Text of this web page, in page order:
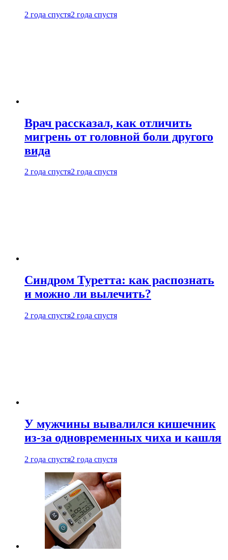
2 года спустя2 года спустя
Врач рассказал, как отличить
мигрень от головной боли другого
вида
2 года спустя2 года спустя
Синдром Туретта: как распознать
и можно ли вылечить?
2 года спустя2 года спустя
У мужчины вывалился кишечник
из-за одновременных чиха и кашля
2 года спустя2 года спустя